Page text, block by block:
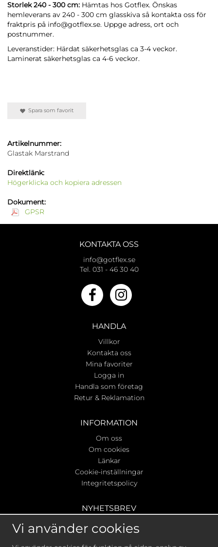
Storlek 240 - 300 cm: Hämtas hos Gotflex. Önskas
hemleverans av 240 - 300 cm glasskiva så kontakta oss för
fraktpris på info@gotflex.se. Uppge adress, ort och
postnummer.
Leveranstider: Härdat säkerhetsglas ca 3-4 veckor.
Laminerat säkerhetsglas ca 4-6 veckor.
Spara som favorit
Artikelnummer:
Glastak Marstrand
Direktlänk:
Högerklicka och kopiera adressen
Dokument:
GPSR
KONTAKTA OSS
info@gotflex.se
Tel. 031 - 46 30 40
HANDLA
Villkor
Kontakta oss
Mina favoriter
Logga in
Handla som företag
Retur & Reklamation
INFORMATION
Om oss
Om cookies
Länkar
Cookie-inställningar
Integritetspolicy
NYHETSBREV
Ta del av våra bästa erbjudanden & nyheter!
Vi använder cookies